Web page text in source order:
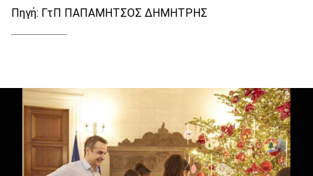
Πηγή: ΓτΠ ΠΑΠΑΜΗΤΣΟΣ ΔΗΜΗΤΡΗΣ